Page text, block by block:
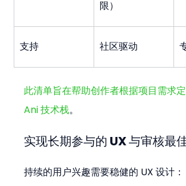
限）
支持 社区驱动
此清单旨在帮助创作者根据项目需求
Ani 技术栈。
实现长期参与的 UX 与审核最
持续的用户兴趣需要稳健的 UX 设计：